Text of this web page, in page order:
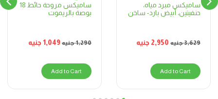
ساميكس مبرد مياه،
حنفيتين، أبيض بارد- ساخن
3,629جنيه 2,950 جنيه
Add to Cart
ساميكس مروحة حائط 18
بوصة بالريموت
1,290جنيه 1,049جنيه
Add to Cart